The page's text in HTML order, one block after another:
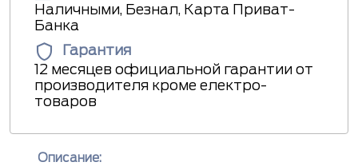
Наличными, Безнал, Карта Приват-
Банка
Гарантия
12 месяцев официальной гарантии от
производителя кроме електро-
товаров
Описание: